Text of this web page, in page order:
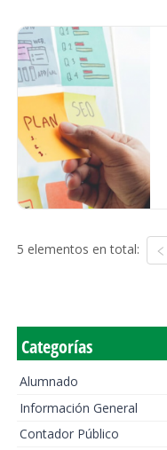
5 elementos en total:
Categorías
Alumnado
Información General
Contador Público